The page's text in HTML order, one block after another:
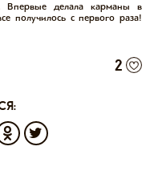
делала карманы в
получилось с первого раза!
2